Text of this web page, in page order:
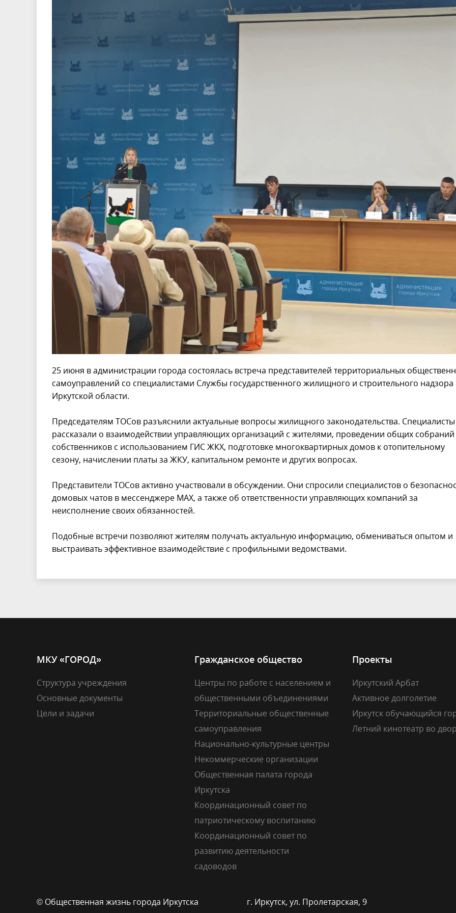
25 июня в администрации города состоялась встреча представителей территориальных
самоуправлений со специалистами Службы государственного жилищного и строительного надзора
Иркутской области.
Председателям ТОСов разъяснили актуальные вопросы жилищного законодательства. Специалисты
рассказали о взаимодействии управляющих организаций с жителями, проведении общих собраний
собственников с использованием ГИС ЖКХ, подготовке многоквартирных домов к отопительному
сезону, начислении платы за ЖКУ, капитальном ремонте и других вопросах.
Представители ТОСов активно участвовали в обсуждении. Они спросили специалистов о
домовых чатов в мессенджере МАХ, а также об ответственности управляющих компаний за
неисполнение своих обязанностей.
Подобные встречи позволяют жителям получать актуальную информацию, обмениваться опытом и
выстраивать эффективное взаимодействие с профильными ведомствами.
МКУ «ГОРОД»
Структура учреждения
Основные документы
Цели и задачи
Гражданское общество
Центры по работе с населением и
общественными объединениями
Территориальные общественные
самоуправления
Национально-культурные центры
Некоммерческие организации
Общественная палата города
Иркутска
Координационный совет по
патриотическому воспитанию
Координационный совет по
развитию деятельности
садоводов
Проекты
Иркутский Арбат
Активное долголетие
Иркутск обучающийся
Летний кинотеатр во
© Общественная жизнь города Иркутска
г. Иркутск, ул. Пролетарская, 9